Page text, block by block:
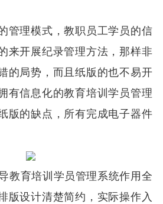
理模式，教职员工学员的信
来开展纪录管理方法，那样非
的局势，而且纸版的也不易开
有信息化的教育培训学员管理
版的缺点，所有完成电子器件
育培训学员管理系统作用全
版设计清楚简约，实际操作入